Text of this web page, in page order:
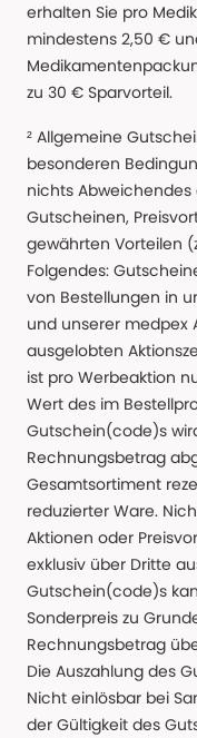
erhalten Sie pro
mindestens 2,50 €
zu 30 € Sparvorteil.
² Allgemeine
besonderen
nichts Abweichendes
Gutscheinen,
gewährten Vorteilen
Folgendes:
von Bestellungen in
und unserer medpex
ausgelobten
ist pro Werbeaktion
Wert des im
Gutschein(code)s
Rechnungsbetrag
Gesamtsortiment
reduzierter Ware.
Aktionen oder
exklusiv über Dritte
Gutschein(code)s
Sonderpreis zu
Rechnungsbetrag
Die Auszahlung des
Nicht einlösbar bei
der Gültigkeit des